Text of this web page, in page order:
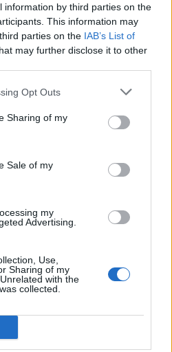
information by third parties on the
This information may
parties on the IAB’s List of
may further disclose it to other
Opt Outs
Sharing of my
Sale of my
my
Advertising.
Use,
Sharing of my
with the
collected.
ταράνδων δημιουργούν
20χρονο φερόμενο διακινητή
τραυματίες, οι επτά σοβαρά,
Δείτε βίντεο
οι δήμοι
Αυτό που συμβαίνει
συνεχιζόμενο